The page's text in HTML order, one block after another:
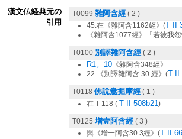
漢文仏経典元の
引用
T0099 雜阿含經( 2 )
45.在《雜阿含1162經》(T II
《雜阿含1077經》「若彼我
T0100 別譯雜阿含經( 2 )
R1。10《雜阿含348經》
22.《別譯雜阿含 30 經》(T II
T0118 佛說鴦掘摩經( 1 )
在 T 118 ( T II 508b21)
T0125 增壹阿含經( 3 )
與《增一阿含30.3經》(T II